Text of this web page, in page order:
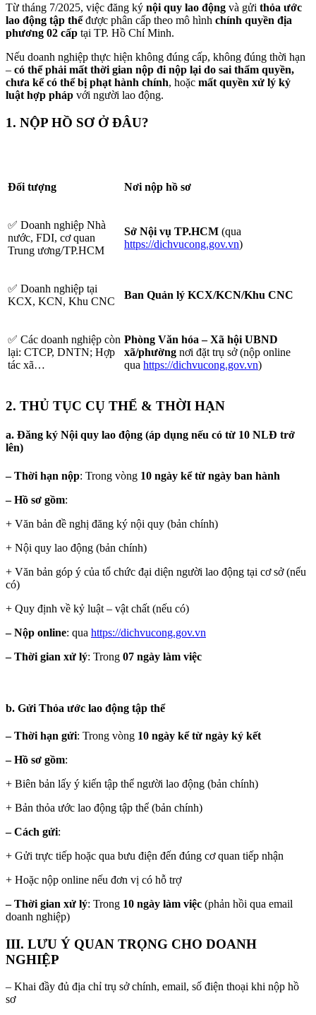
Từ tháng 7/2025, việc đăng ký nội quy lao động và gửi thỏa ước
lao động tập thểđược phân cấp theo mô hình chính quyền địa
phương 02 cấp tại TP. Hồ Chí Minh.
Nếu doanh nghiệp thực hiện không đúng cấp, không đúng thời hạn
– có thểphải mất thời gian nộp đi nộp lại do sai thẩm quyền,
chưa kể có thểbị phạt hành chính, hoặc mất quyền xử lý kỷ
luật hợp pháp với người lao động.
1. NỘP HỒ SƠ Ở ĐÂU?
Đối tượng Nơi nộp hồ sơ
✅ Doanh nghiệp Nhà
nước, FDI, cơ quan
Trung ương/TP.HCM
Sở Nội vụ TP.HCM (qua
https://dichvucong.gov.vn)
✅ Doanh nghiệp tại
KCX, KCN, Khu CNC
Ban Quản lý KCX/KCN/Khu CNC
✅ Các doanh nghiệp còn
lại: CTCP, DNTN; Hợp
tác xã…
Phòng Văn hóa – Xã hội UBND
xã/phường nơi đặt trụ sở (nộp online
qua https://dichvucong.gov.vn)
2. THỦ TỤC CỤ THỂ & THỜI HẠN
a. Đăng ký Nội quy lao động (áp dụng nếu có từ 10 NLĐ trở
lên)
– Thời hạn nộp: Trong vòng 10 ngày kể từ ngày ban hành
– Hồ sơ gồm:
+ Văn bản đề nghị đăng ký nội quy (bản chính)
+ Nội quy lao động (bản chính)
+ Văn bản góp ý của tổ chức đại diện người lao động tại cơ sở (nếu
có)
+ Quy định về kỷ luật – vật chất (nếu có)
– Nộp online: qua https://dichvucong.gov.vn
– Thời gian xử lý: Trong 07 ngày làm việc
b. Gửi Thỏa ước lao động tập thể
– Thời hạn gửi: Trong vòng 10 ngày kể từ ngày ký kết
– Hồ sơ gồm:
+ Biên bản lấy ý kiến tập thể người lao động (bản chính)
+ Bản thỏa ước lao động tập thể (bản chính)
– Cách gửi:
+ Gửi trực tiếp hoặc qua bưu điện đến đúng cơ quan tiếp nhận
+ Hoặc nộp online nếu đơn vị có hỗ trợ
– Thời gian xử lý: Trong 10 ngày làm việc (phản hồi qua email
doanh nghiệp)
III. LƯU Ý QUAN TRỌNG CHO DOANH
NGHIỆP
– Khai đầy đủ địa chỉ trụ sở chính, email, số điện thoại khi nộp hồ
sơ